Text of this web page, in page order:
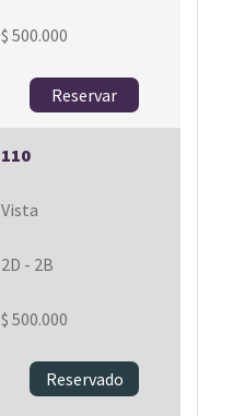
$ 500.000
Reservar
110
Vista
2D - 2B
$ 500.000
Reservado